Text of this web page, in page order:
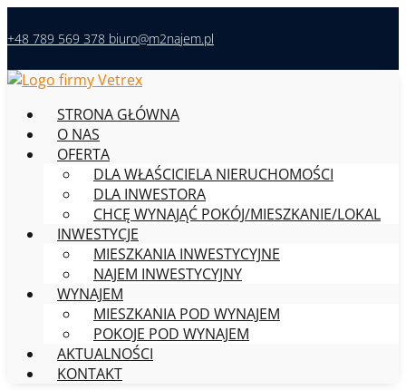
+48 789 569 378 biuro@m2najem.pl
STRONA GŁÓWNA
O NAS
OFERTA
DLA WŁAŚCICIELA NIERUCHOMOŚCI
DLA INWESTORA
CHCĘ WYNAJĄĆ POKÓJ/MIESZKANIE/LOKAL
INWESTYCJE
MIESZKANIA INWESTYCYJNE
NAJEM INWESTYCYJNY
WYNAJEM
MIESZKANIA POD WYNAJEM
POKOJE POD WYNAJEM
AKTUALNOŚCI
KONTAKT